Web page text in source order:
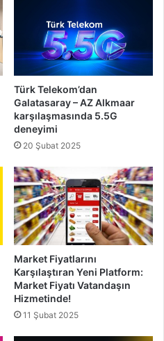
Türk Telekom’dan
Galatasaray – AZ Alkmaar
karşılaşmasında 5.5G
deneyimi
20 Şubat 2025
Market Fiyatlarını
Karşılaştıran Yeni Platform:
Market Fiyatı Vatandaşın
Hizmetinde!
11 Şubat 2025